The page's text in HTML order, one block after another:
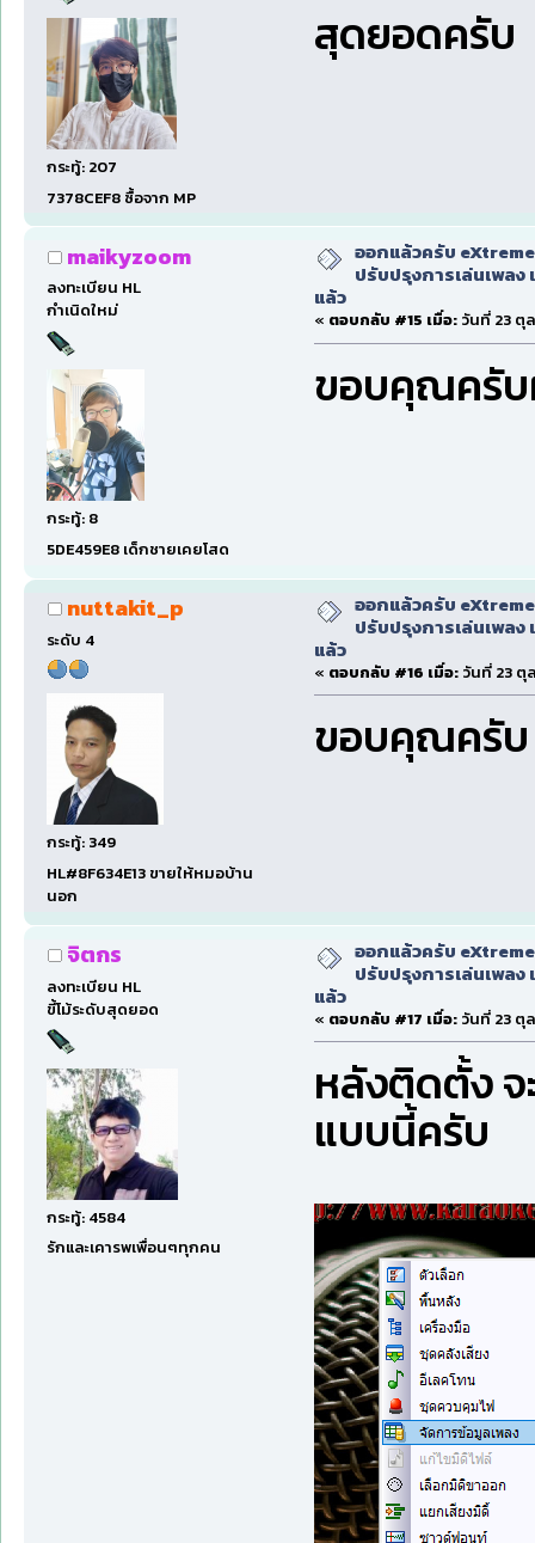
กระทู้: 207
7378CEF8 ซื้อจาก MP
สุดยอดครับ
maikyzoom
ลงทะเบียน HL
กำเนิดใหม่
กระทู้: 8
5DE459E8 เด็กชายเคยโสด
ออกแล้วครับ
ปรับปรุงการเล่นเพลง
แล้ว
« ตอบกลับ #15 เมื่อ: วันที่ 23 ตุ
ขอบคุณครั
nuttakit_p
ระดับ 4
กระทู้: 349
HL#8F634E13 ขายให้หมอบ้าน
นอก
ออกแล้วครับ
ปรับปรุงการเล่นเพลง
แล้ว
« ตอบกลับ #16 เมื่อ: วันที่ 23 ตุ
ขอบคุณครั
จิตกร
ลงทะเบียน HL
ขี้โม้ระดับสุดยอด
กระทู้: 4584
รักและเคารพเพื่อนๆทุกคน
ออกแล้วครับ
ปรับปรุงการเล่นเพลง
แล้ว
« ตอบกลับ #17 เมื่อ: วันที่ 23 ตุ
หลังติดตั้ง จ
แบบนี้ครับ